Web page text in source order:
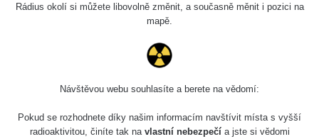
Rádius okolí si můžete libovolně změnit, a současně měnit i pozici na
mapě.
Návštěvou webu souhlasíte a berete na vědomí:
Pokud se rozhodnete díky našim informacím navštívit místa s vyšší
radioaktivitou, činíte tak na vlastní nebezpečía jste si vědomi